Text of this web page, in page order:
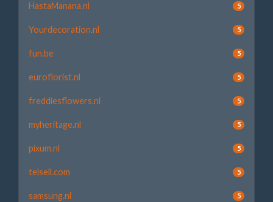
HastaManana.nl 5
Yourdecoration.nl 5
fun.be 5
euroflorist.nl 5
freddiesflowers.nl 5
myheritage.nl 5
pixum.nl 5
telsell.com 5
samsung.nl 5